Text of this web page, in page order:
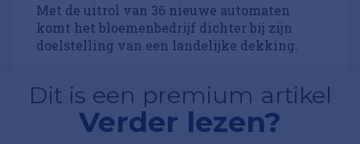
Met de uitrol van 36 nieuwe automaten
komt het bloemenbedrijf dichter bij zijn
doelstelling van een landelijke dekking.
Dit is een premium artikel
Verder lezen?